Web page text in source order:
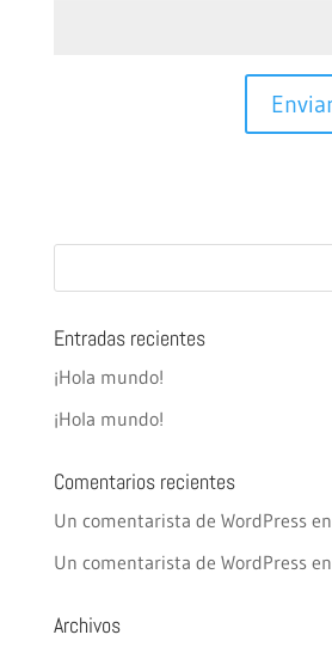
Entradas recientes
¡Hola mundo!
¡Hola mundo!
Comentarios recientes
Un comentarista de WordPressen
Un comentarista de WordPressen
Archivos